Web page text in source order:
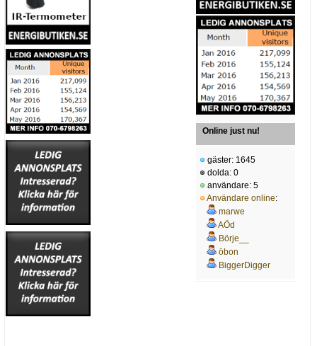
Online just nu!
gäster: 1645
dolda: 0
användare: 5
Användare online:
marwe
AÖd
Börje__
öbon
BiggerDigger